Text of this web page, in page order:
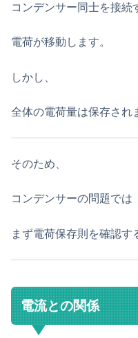
コンデンサー同士を接続
電荷が移動します。
しかし、
全体の電荷量は保存され
そのため、
コンデンサーの問題では
まず電荷保存則を確認す
電流との関係